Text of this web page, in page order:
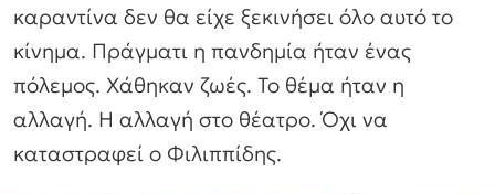
καραντίνα δεν θα είχε ξεκινήσει όλο αυτό το
κίνημα. Πράγματι η πανδημία ήταν ένας
πόλεμος. Χάθηκαν ζωές. Το θέμα ήταν η
αλλαγή. Η αλλαγή στο θέατρο. Όχι να
καταστραφεί ο Φιλιππίδης.